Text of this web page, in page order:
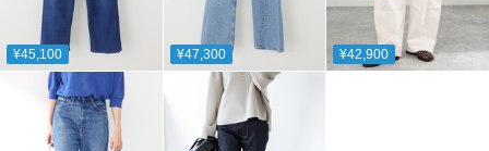
¥45,100 ¥47,300 ¥42,900